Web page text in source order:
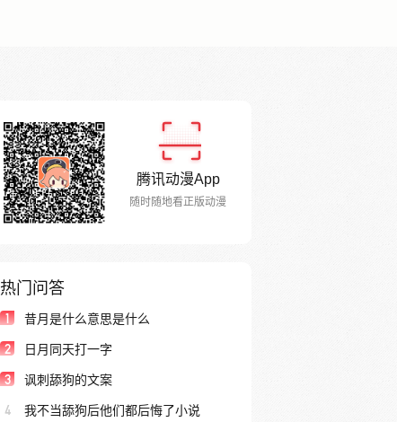
腾讯动漫App
随时随地看正版动漫
热门问答
1 昔月是什么意思是什么
2 日月同天打一字
3 讽刺舔狗的文案
4 我不当舔狗后他们都后悔了小说